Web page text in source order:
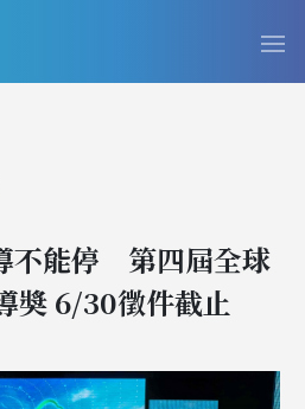
不能停 第四屆全球
奬 6/30徵件截止